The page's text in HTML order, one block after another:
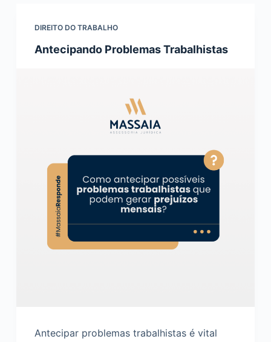
DIREITO DO TRABALHO
Antecipando Problemas Trabalhistas
Antecipar problemas trabalhistas é vital